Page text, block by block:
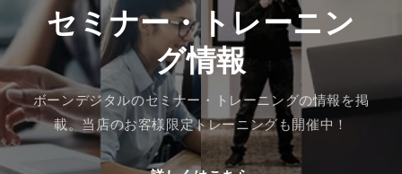
上
質
紙)
改
訂
版
の
上
質
紙)
改
訂
版
の
数
セミナー・トレーニン
グ情報
ボーンデジタルのセミナー・トレーニングの情報を掲
載。当店のお客様限定トレーニングも開催中！